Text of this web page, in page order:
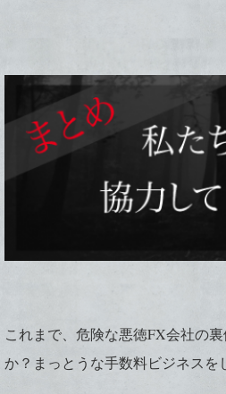
これまで、危険な悪徳FX会社の
か？まっとうな手数料ビジネス